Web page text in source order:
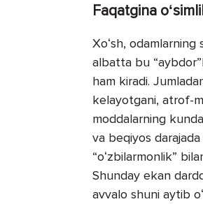
Faqatgina
Xoʻsh, odamlarning
albatta bu
ham kiradi.
kelayotgani, atrof-
moddalarning
va beqiyos
“oʻzbilarmonlik”
Shunday ekan
avvalo shuni aytib